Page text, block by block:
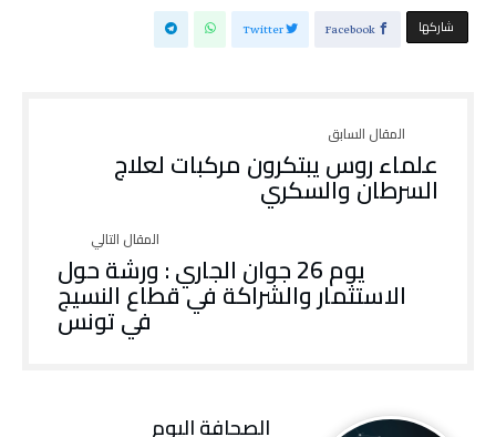
‫‫ شاركها‬ Facebook
Twitter
علماء روس يبتكرون مركبات لعلاج
السرطان والسكري
يوم 26 جوان الجاري : ورشة حول
الاستثمار والشراكة في قطاع النسيج
في تونس